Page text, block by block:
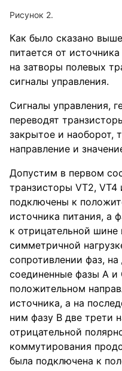
Рисунок 2.
Как было сказано
питается от
на затворы полевых
сигналы управления.
Сигналы управления,
переводят
закрытое и наоборот,
направление и
Допустим в первом
транзисторы VT2,
подключены к
источника питания, а
к отрицательной шине
симметричной
сопротивлении фаз, на
соединенные фазы А и
положительном
источника, а на
ним фазу В две трети
отрицательной
коммутирования
была подключена к